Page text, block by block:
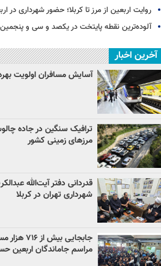
روایت اربعین از مرز تا کربلا؛ حضور شهرداری در
آلوده‌ترین نقطه پایتخت در یکصد و سی‌ و
آخرین اخبار
آسایش مسافران اولویت
ترافیک سنگین در جاده
مرزهای زمینی کشور
قدردانی دفتر آیت‌الله
شهرداری تهران در کربلا
جابجایی
مراسم جاماندگان اربعین